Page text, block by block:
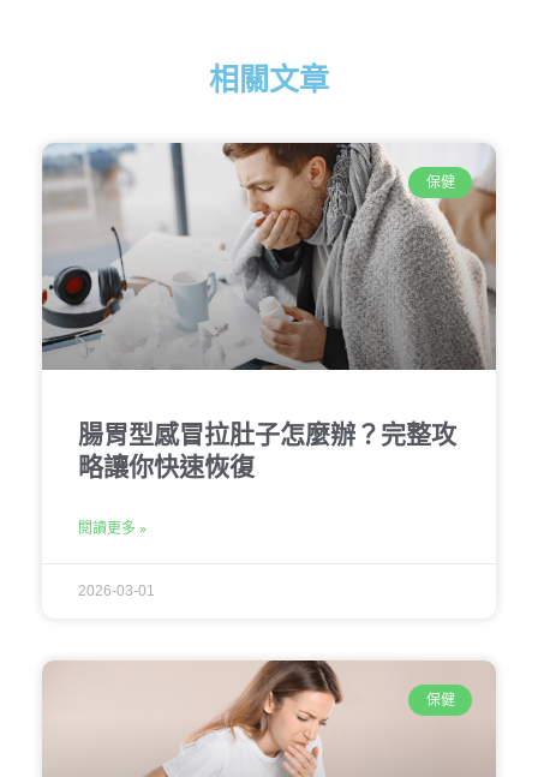
相關文章
保健
腸胃型感冒拉肚子怎麼辦？完整攻
略讓你快速恢復
閱讀更多 »
2026-03-01
保健